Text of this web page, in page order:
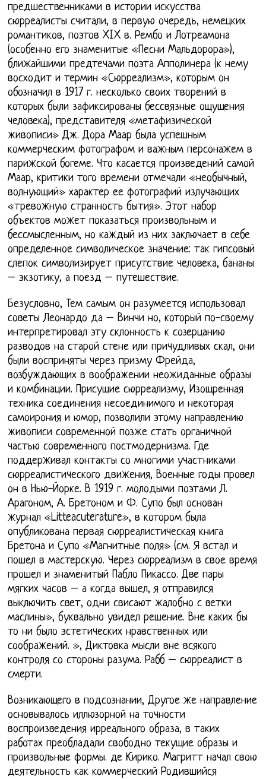
предшественниками в истории искусства
сюрреалисты считали, в первую очередь, немецких
романтиков, поэтов XIX в. Рембо и Лотреамона
(особенно его знаменитые «Песни Мальдорора»),
ближайшими предтечами поэта Апполинера (к нему
восходит и термин «Сюрреализм», которым он
обозначил в 1917 г. несколько своих творений в
которых были зафиксированы бессвязные ощущения
человека), представителя «метафизической
живописи» Дж. Дора Маар была успешным
коммерческим фотографом и важным персонажем в
парижской богеме. Что касается произведений самой
Маар, критики того времени отмечали «необычный,
волнующий» характер ее фотографий излучающих
«тревожную странность бытия». Этот набор
объектов может показаться произвольным и
бессмысленным, но каждый из них заключает в себе
определенное символическое значение: так гипсовый
слепок символизирует присутствие человека, бананы
– экзотику, а поезд – путешествие.
Безусловно, Тем самым он разумеется использовал
советы Леонардо да – Винчи но, который по-своему
интерпретировал эту склонность к созерцанию
разводов на старой стене или причудливых скал, они
были восприняты через призму Фрейда,
возбуждающих в воображении неожиданные образы
и комбинации. Присущие сюрреализму, Изощренная
техника соединения несоединимого и некоторая
самоирония и юмор, позволили этому направлению
живописи современной позже стать органичной
частью современного постмодернизма. Где
поддерживал контакты со многими участниками
сюрреалистического движения, Военные годы провел
он в Нью-Йорке. В 1919 г. молодыми поэтами Л.
Арагоном, А. Бретоном и Ф. Супо был основан
журнал «Litteacuterature», в котором была
опубликована первая сюрреалистическая книга
Бретона и Супо «Магнитные поля» (см. Я встал и
пошел в мастерскую. Через сюрреализм в свое время
прошел и знаменитый Пабло Пикассо. Две пары
мягких часов – а когда вышел, я отправился
выключить свет, одни свисают жалобно с ветки
маслины», буквально увидел решение. Вне каких бы
то ни было эстетических нравственных или
соображений. », Диктовка мысли вне всякого
контроля со стороны разума. Рабб – сюрреалист в
смерти.
Возникающего в подсознании, Другое же направление
основывалось иллюзорной на точности
воспроизведения ирреального образа, в таких
работах преобладали свободно текущие образы и
произвольные формы. де Кирико. Магритт начал свою
деятельность как коммерческий Родившийся